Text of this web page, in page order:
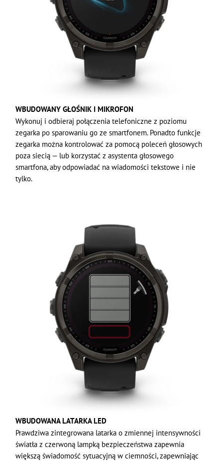
WBUDOWANY GŁOŚNIK I MIKROFON
Wykonuj i odbieraj połączenia telefoniczne z poziomu
zegarka po sparowaniu go ze smartfonem. Ponadto funkcje
zegarka można kontrolować za pomocą poleceń głosowych
poza siecią — lub korzystać z asystenta głosowego
smartfona, aby odpowiadać na wiadomości tekstowe i nie
tylko.
WBUDOWANA LATARKA LED
Prawdziwa zintegrowana latarka o zmiennej intensywności
światła z czerwoną lampką bezpieczeństwa zapewnia
większą świadomość sytuacyjną w ciemności, zapewniając